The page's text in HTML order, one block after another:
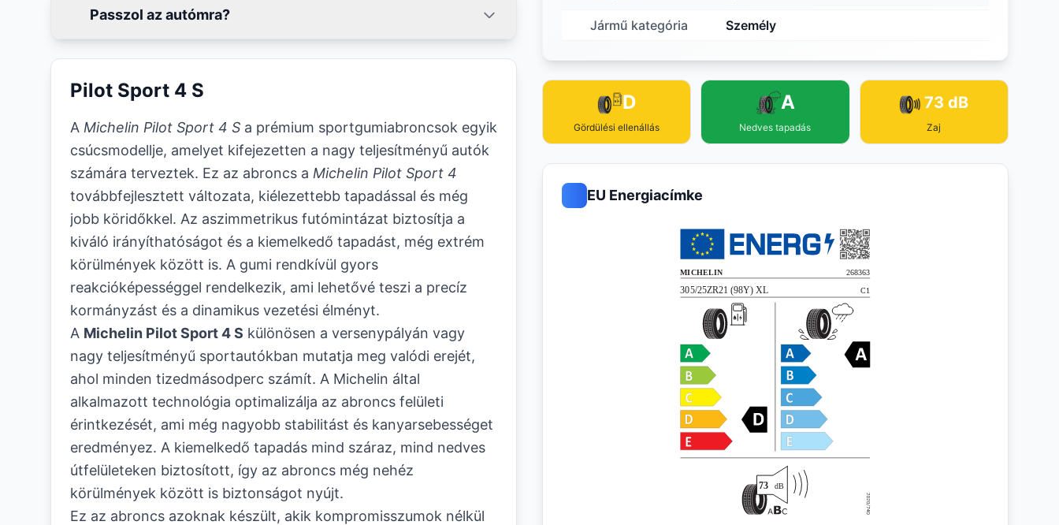
Passzol az autómra?
Pilot Sport 4 S
A Michelin Pilot Sport 4 S a prémium sportgumiabroncsok egyik
csúcsmodellje, amelyet kifejezetten a nagy teljesítményű autók
számára terveztek. Ez az abroncs a Michelin Pilot Sport 4
továbbfejlesztett változata, kiélezettebb tapadással és még
jobb köridőkkel. Az aszimmetrikus futómintázat biztosítja a
kiváló irányíthatóságot és a kiemelkedő tapadást, még extrém
körülmények között is. A gumi rendkívül gyors
reakcióképességgel rendelkezik, ami lehetővé teszi a precíz
kormányzást és a dinamikus vezetési élményt.
A Michelin Pilot Sport 4 S különösen a versenypályán vagy
nagy teljesítményű sportautókban mutatja meg valódi erejét,
ahol minden tizedmásodperc számít. A Michelin által
alkalmazott technológia optimalizálja az abroncs felületi
érintkezését, ami még nagyobb stabilitást és kanyarsebességet
eredményez. A kiemelkedő tapadás mind száraz, mind nedves
útfelületeken biztosított, így az abroncs még nehéz
körülmények között is biztonságot nyújt.
Ez az abroncs azoknak készült, akik kompromisszumok nélkül
Jármű kategória Személy
D
Gördülési ellenállás
A
Nedves tapadás
73 dB
Zaj
EU Energiacímke